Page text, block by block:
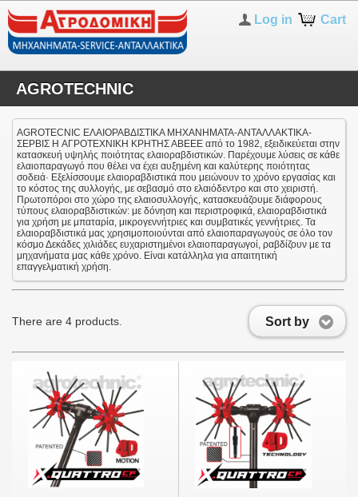
Cart
Log in
AGROTECHNIC
AGROTECNIC ΕΛΑΙΟΡΑΒΔΙΣΤΙΚΑ ΜΗΧΑΝΗΜΑΤΑ-ΑΝΤΑΛΛΑΚΤΙΚΑ-
ΣΕΡΒΙΣ H ΑΓΡΟΤΕΧΝΙΚΗ ΚΡΗΤΗΣ ΑΒΕΕΕ από το 1982, εξειδικεύεται στην
κατασκευή υψηλής ποιότητας ελαιοραβδιστικών. Παρέχουμε λύσεις σε κάθε
ελαιοπαραγωγό που θέλει να έχει αυξημένη και καλύτερης ποιότητας
σοδειά· Εξελίσσουμε ελαιοραβδιστικά που μειώνουν το χρόνο εργασίας και
το κόστος της συλλογής, με σεβασμό στο ελαιόδεντρο και στο χειριστή.
Πρωτοπόροι στο χώρο της ελαιοσυλλογής, κατασκευάζουμε διάφορους
τύπους ελαιοραβδιστικών: με δόνηση και περιστροφικά, ελαιοραβδιστικά
για χρήση με μπαταρία, μικρογεννήτριες και συμβατικές γεννήτριες. Τα
ελαιοραβδιστικά μας χρησιμοποιούνται από ελαιοπαραγωγούς σε όλο τον
κόσμο Δεκάδες χιλιάδες ευχαριστημένοι ελαιοπαραγωγοί, ραβδίζουν με τα
μηχανήματα μας κάθε χρόνο. Είναι κατάλληλα για απαιτητική
επαγγελματική χρήση.
Sort by
There are 4 products.